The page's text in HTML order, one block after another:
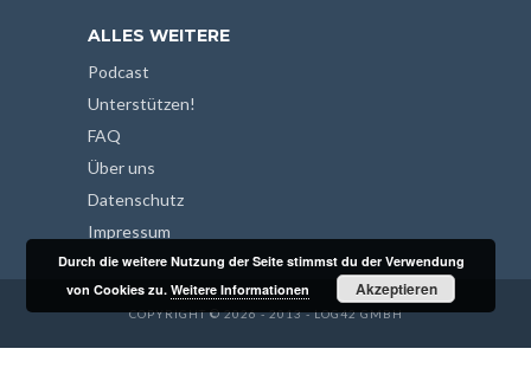
ALLES WEITERE
Podcast
Unterstützen!
FAQ
Über uns
Datenschutz
Impressum
COPYRIGHT © 2026 - 2013 - LOG42 GMBH
Durch die weitere Nutzung der Seite stimmst du der Verwendung
von Cookies zu.Weitere Informationen Akzeptieren